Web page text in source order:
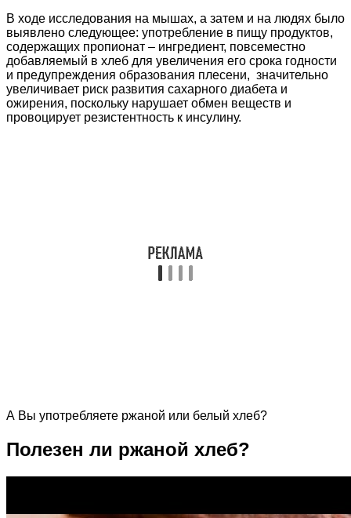
В ходе исследования на мышах, а затем и на людях было
выявлено следующее: употребление в пищу продуктов,
содержащих пропионат – ингредиент, повсеместно
добавляемый в хлеб для увеличения его срока годности
и предупреждения образования плесени, значительно
увеличивает риск развития сахарного диабета и
ожирения, поскольку нарушает обмен веществ и
провоцирует резистентность к инсулину.
А Вы употребляете ржаной или белый хлеб?
Полезен ли ржаной хлеб?